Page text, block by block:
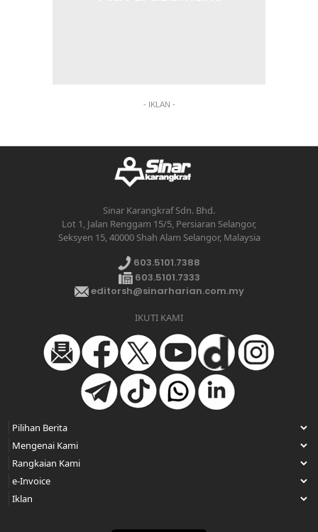
- IKLAN -
Sinar Karangkraf Sdn. Bhd.
Lot 1, Jalan Renggam 15/5, Persiaran Selangor,
Seksyen 15, 40000 Shah Alam Selangor, Malaysia
603.5101.7388
603.5101.7333
editorsh@sinarharian.com.my
IKUTI KAMI